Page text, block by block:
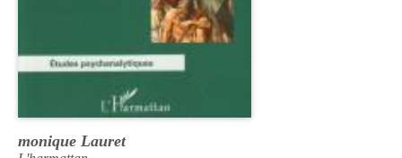
monique Lauret